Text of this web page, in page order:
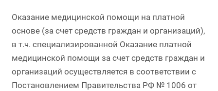
Оказание медицинской помощи на платной
основе (за счет средств граждан и организаций),
в т.ч. специализированной Оказание платной
медицинской помощи за счет средств граждан и
организаций осуществляется в соответствии с
Постановлением Правительства РФ № 1006 от